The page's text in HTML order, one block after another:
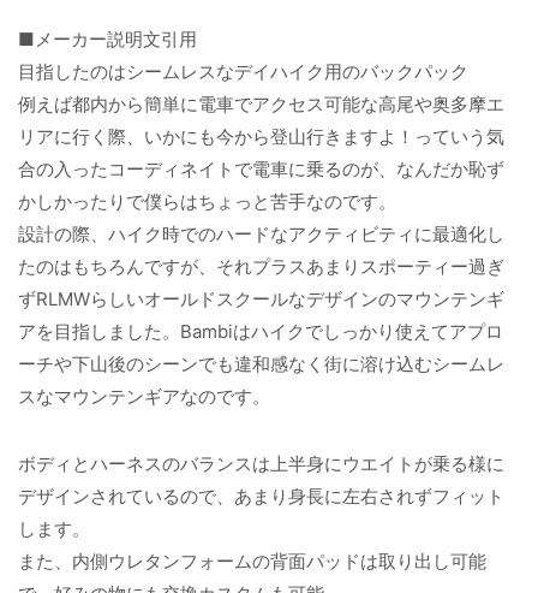
■メーカー説明文引用
目指したのはシームレスなデイハイク用のバックパック
例えば都内から簡単に電車でアクセス可能な高尾や奥多摩エ
リアに行く際、いかにも今から登山行きますよ！っていう気
合の入ったコーディネイトで電車に乗るのが、なんだか恥ず
かしかったりで僕らはちょっと苦手なのです。
設計の際、ハイク時でのハードなアクティビティに最適化し
たのはもちろんですが、それプラスあまりスポーティー過ぎ
ずRLMWらしいオールドスクールなデザインのマウンテンギ
アを目指しました。Bambiはハイクでしっかり使えてアプロ
ーチや下山後のシーンでも違和感なく街に溶け込むシームレ
スなマウンテンギアなのです。
ボディとハーネスのバランスは上半身にウエイトが乗る様に
デザインされているので、あまり身長に左右されずフィット
します。
また、内側ウレタンフォームの背面パッドは取り出し可能